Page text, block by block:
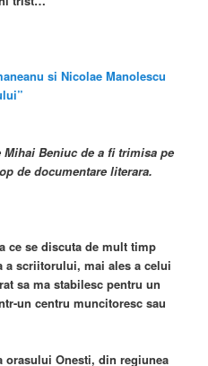
si Nicolae Manolescu
Mihai Beniuc de a fi trimisa pe
de documentare literara.
ce se discuta de mult timp
a scriitorului, mai ales a celui
sa ma stabilesc pentru un
un centru muncitoresc sau
orasului Onesti, din regiunea